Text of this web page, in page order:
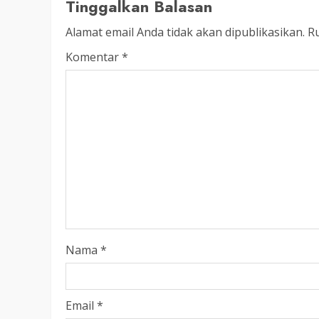
Tinggalkan Balasan
Alamat email Anda tidak akan dipublikasikan.
Komentar*
Nama *
Email *
Ribuan Warga Katingan
Parlemen dengan Jalan